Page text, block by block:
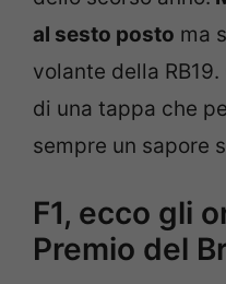
al sesto posto ma
volante della
di una tappa che
sempre un sapore
F1, ecco gli
Premio del